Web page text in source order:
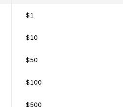
$1
$10
$50
$100
$500